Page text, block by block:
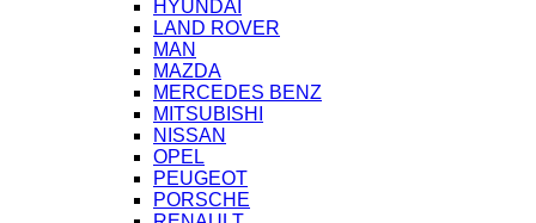
HYUNDAI
LAND ROVER
MAN
MAZDA
MERCEDES BENZ
MITSUBISHI
NISSAN
OPEL
PEUGEOT
PORSCHE